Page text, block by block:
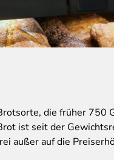
die früher 750
ist seit der
außer auf die